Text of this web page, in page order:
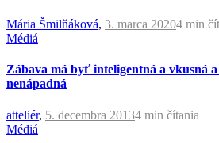
Mária Šmilňáková, 3. marca 20204 min
Médiá
Zábava má byť inteligentná a vkusná
nenápadná
atteliér, 5. decembra 20134 min čítania
Médiá